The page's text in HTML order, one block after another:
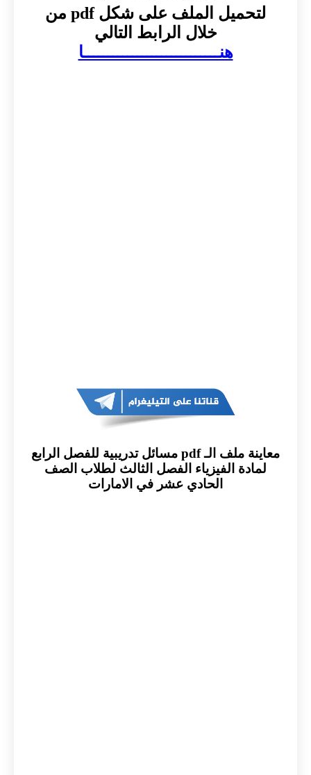
لتحميل الملف على شكل pdf من
خلال الرابط التالي
هنــــــــــــــــــــــــــــا
معاينة ملف الـ pdf مسائل تدريبية للفصل الرابع
لمادة الفيزياء الفصل الثالث لطلاب الصف
الحادي عشر في الامارات